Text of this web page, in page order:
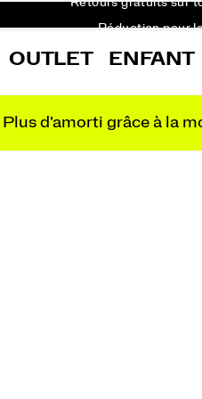
Retours gratuits sur
Réduction pour
OUTLET ENFANT
Plus d'amorti grâce à la